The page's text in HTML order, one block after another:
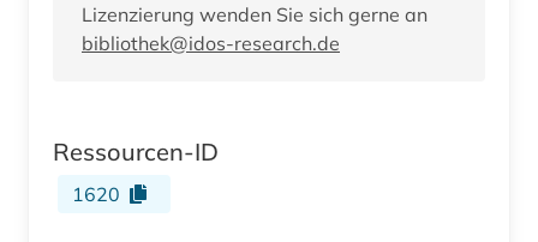
Lizenzierung wenden Sie sich gerne an
bibliothek@idos-research.de
Ressourcen-ID
1620